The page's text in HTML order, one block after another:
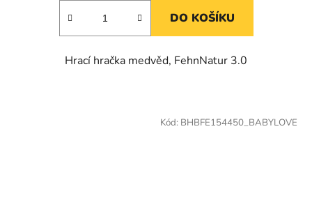
DO KOŠÍKU
Hrací hračka medvěd, FehnNatur 3.0
Kód: BHBFE154450_BABYLOVE